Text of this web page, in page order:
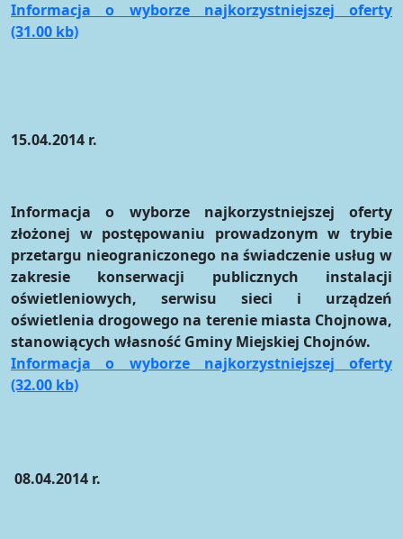
Informacja o wyborze najkorzystniejszej oferty
(31.00 kb)
15.04.2014 r.
Informacja o wyborze najkorzystniejszej oferty
złożonej w postępowaniu prowadzonym w trybie
przetargu nieograniczonego na świadczenie usług w
zakresie konserwacji publicznych instalacji
oświetleniowych, serwisu sieci i urządzeń
oświetlenia drogowego na terenie miasta Chojnowa,
stanowiących własność Gminy Miejskiej Chojnów.
Informacja o wyborze najkorzystniejszej oferty
(32.00 kb)
08.04.2014 r.